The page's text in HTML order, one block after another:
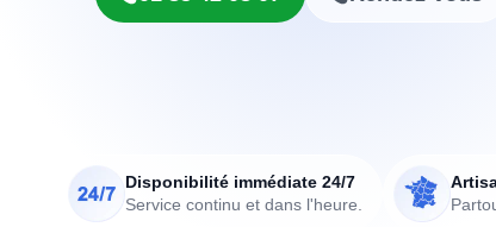
Disponibilité immédiate 24/7
Service continu et dans l'heure.